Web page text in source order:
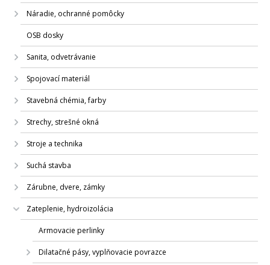
Náradie, ochranné pomôcky
OSB dosky
Sanita, odvetrávanie
Spojovací materiál
Stavebná chémia, farby
Strechy, strešné okná
Stroje a technika
Suchá stavba
Zárubne, dvere, zámky
Zateplenie, hydroizolácia
Armovacie perlinky
Dilatačné pásy, vyplňovacie povrazce